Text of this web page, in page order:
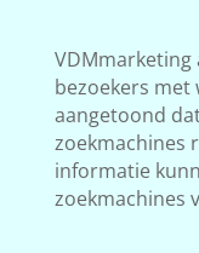
VDMmarketing
bezoekers met
aangetoond
zoekmachines
informatie
zoekmachines